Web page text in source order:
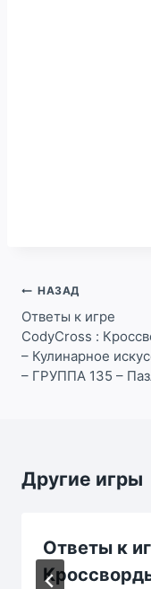
Навигация
по
записям
НАЗАД
Ответы к игре
CodyCross :
– Кулинарное
– ГРУППА 135 –
Другие игры
Ответы к